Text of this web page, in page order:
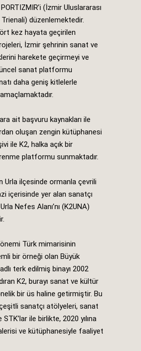
(İzmir Uluslararası
düzenlemektedir.
kez hayata geçirilen
İzmir şehrinin sanat ve
harekete geçirmeyi ve
sanat platformu
daha geniş kitlelerle
ait başvuru kaynakları ile
oluşan zengin kütüphanesi
ile K2, halka açık bir
platformu sunmaktadır.
Urla ilçesinde ormanla çevrili
içerisinde yer alan sanatçı
Nefes Alanı’nı (K2UNA)
Türk mimarisinin
bir örneği olan Büyük
terk edilmiş binayı 2002
K2, burayı sanat ve kültür
bir üs haline getirmiştir. Bu
sanatçı atölyeleri, sanat
ile birlikte, 2020 yılına
ve kütüphanesiyle faaliyet